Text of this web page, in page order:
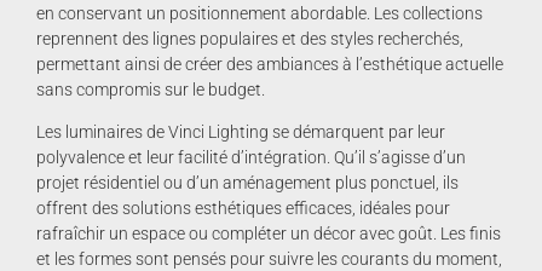
en conservant un positionnement abordable. Les collections
reprennent des lignes populaires et des styles recherchés,
permettant ainsi de créer des ambiances à l’esthétique actuelle
sans compromis sur le budget.
Les luminaires deVinci Lighting se démarquent par leur
polyvalence et leur facilité d’intégration. Qu’il s’agisse d’un
projet résidentiel ou d’un aménagement plus ponctuel, ils
offrent des solutions esthétiques efficaces, idéales pour
rafraîchir un espace ou compléter un décor avec goût. Les finis
et les formes sont pensés pour suivre les courants du moment,